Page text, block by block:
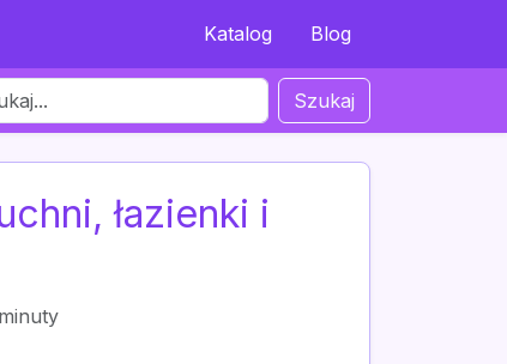
Katalog Blog
Szukaj
łazienki i